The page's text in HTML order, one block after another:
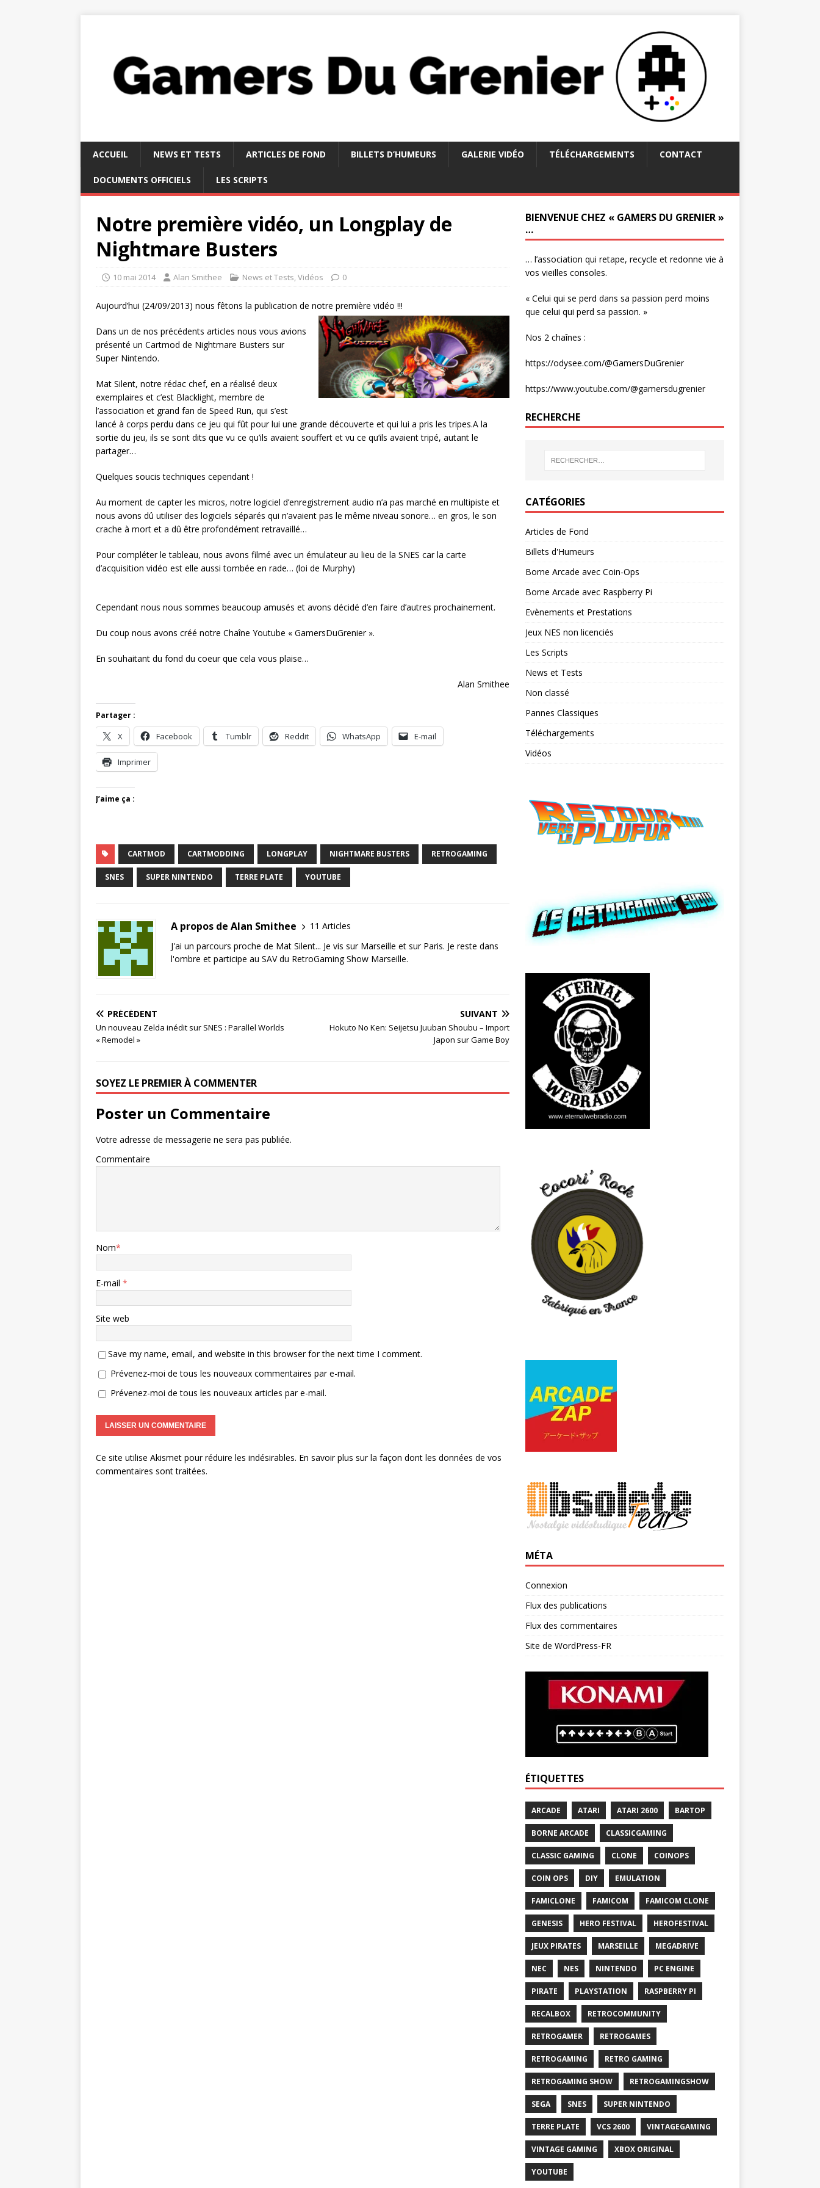
ACCUEIL NEWS ET TESTS ARTICLES DE FOND BILLETS D’HUMEURS GALERIE VIDÉO TÉLÉCHARGEMENTS CONTACT
DOCUMENTS OFFICIELS LES SCRIPTS
Notre première vidéo, un Longplay de
Nightmare Busters
10 mai 2014 Alan Smithee News et Tests,Vidéos 0
Aujourd’hui (24/09/2013) nous fêtons la publication de notre première vidéo !!!
Dans un de nos précédents articles nous vous avions
présenté un Cartmod de Nightmare Busters sur
Super Nintendo.
Mat Silent, notre rédac chef, en a réalisé deux
exemplaires et c’est Blacklight, membre de
l’association et grand fan de Speed Run, qui s’est
lancé à corps perdu dans ce jeu qui fût pour lui une grande découverte et qui lui a pris les tripes.A la
sortie du jeu, ils se sont dits que vu ce qu’ils avaient souffert et vu ce qu’ils avaient tripé, autant le
partager…
Quelques soucis techniques cependant !
Au moment de capter les micros, notre logiciel d’enregistrement audio n’a pas marché en multipiste et
nous avons dû utiliser des logiciels séparés qui n’avaient pas le même niveau sonore… en gros, le son
crache à mort et a dû être profondément retravaillé…
Pour compléter le tableau, nous avons filmé avec un émulateur au lieu de la SNES car la carte
d’acquisition vidéo est elle aussi tombée en rade… (loi de Murphy)
Cependant nous nous sommes beaucoup amusés et avons décidé d’en faire d’autres prochainement.
Du coup nous avons créé notre Chaîne Youtube « GamersDuGrenier ».
En souhaitant du fond du coeur que cela vous plaise…
Alan Smithee
Partager :
X Facebook Tumblr Reddit WhatsApp E-mail
Imprimer
J’aime ça :
CARTMOD CARTMODDING LONGPLAY NIGHTMARE BUSTERS RETROGAMING
SNES SUPER NINTENDO TERRE PLATE YOUTUBE
A propos de Alan Smithee
11 Articles
J'ai un parcours proche de Mat Silent... Je vis sur Marseille et sur Paris. Je reste dans
l'ombre et participe au SAV du RetroGaming Show Marseille.
PRÉCÉDENT
Un nouveau Zelda inédit sur SNES : Parallel Worlds
« Remodel »
SUIVANT
Hokuto No Ken: Seijetsu Juuban Shoubu – Import
Japon sur Game Boy
SOYEZ LE PREMIER À COMMENTER
Poster un Commentaire
Votre adresse de messagerie ne sera pas publiée.
Commentaire
Nom*
E-mail *
Site web
Save my name, email, and website in this browser for the next time I comment.
Prévenez-moi de tous les nouveaux commentaires par e-mail.
Prévenez-moi de tous les nouveaux articles par e-mail.
Ce site utilise Akismet pour réduire les indésirables. En savoir plus sur la façon dont les données de vos
commentaires sont traitées.
BIENVENUE CHEZ « GAMERS DU GRENIER »
…
… l’association qui retape, recycle et redonne vie à
vos vieilles consoles.
« Celui qui se perd dans sa passion perd moins
que celui qui perd sa passion. »
Nos 2 chaînes :
https://odysee.com/@GamersDuGrenier
https://www.youtube.com/@gamersdugrenier
RECHERCHE
CATÉGORIES
Articles de Fond
Billets d'Humeurs
Borne Arcade avec Coin-Ops
Borne Arcade avec Raspberry Pi
Evènements et Prestations
Jeux NES non licenciés
Les Scripts
News et Tests
Non classé
Pannes Classiques
Téléchargements
Vidéos
MÉTA
Connexion
Flux des publications
Flux des commentaires
Site de WordPress-FR
ÉTIQUETTES
ARCADE ATARI ATARI 2600 BARTOP
BORNE ARCADE CLASSICGAMING
CLASSIC GAMING CLONE COINOPS
COIN OPS DIY EMULATION
FAMICLONE FAMICOM FAMICOM CLONE
GENESIS HERO FESTIVAL HEROFESTIVAL
JEUX PIRATES MARSEILLE MEGADRIVE
NEC NES NINTENDO PC ENGINE
PIRATE PLAYSTATION RASPBERRY PI
RECALBOX RETROCOMMUNITY
RETROGAMER RETROGAMES
RETROGAMING RETRO GAMING
RETROGAMING SHOW RETROGAMINGSHOW
SEGA SNES SUPER NINTENDO
TERRE PLATE VCS 2600 VINTAGEGAMING
VINTAGE GAMING XBOX ORIGINAL
YOUTUBE